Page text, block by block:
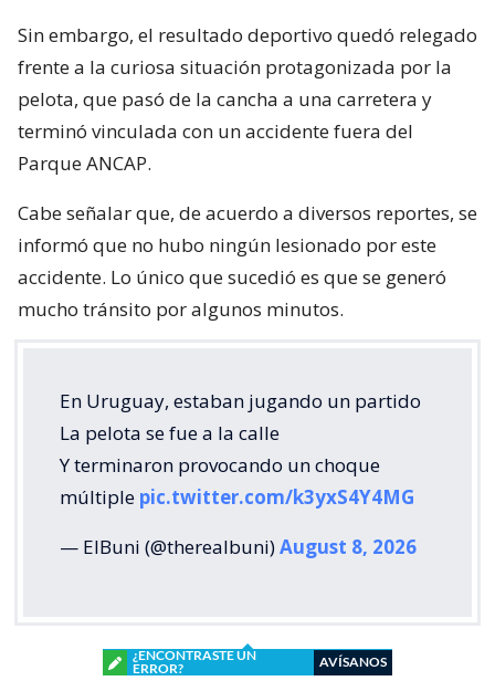
Sin embargo, el resultado deportivo quedó relegado
frente a la curiosa situación protagonizada por la
pelota, que pasó de la cancha a una carretera y
terminó vinculada con un accidente fuera del
Parque ANCAP.
Cabe señalar que, de acuerdo a diversos reportes, se
informó que no hubo ningún lesionado por este
accidente. Lo único que sucedió es que se generó
mucho tránsito por algunos minutos.
En Uruguay, estaban jugando un partido
La pelota se fue a la calle
Y terminaron provocando un choque
múltiple pic.twitter.com/k3yxS4Y4MG
— ElBuni (@therealbuni)August 8, 2026
¿ENCONTRASTE UN
ERROR?
AVÍSANOS